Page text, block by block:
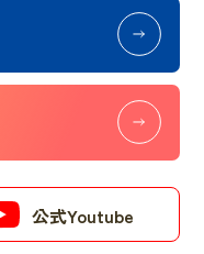
公式Youtube